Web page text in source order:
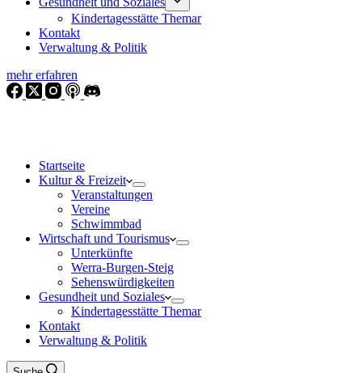
Kindertagesstätte Themar
Kontakt
Verwaltung & Politik
mehr erfahren
Startseite
Kultur & Freizeit
Veranstaltungen
Vereine
Schwimmbad
Wirtschaft und Tourismus
Unterkünfte
Werra-Burgen-Steig
Sehenswürdigkeiten
Gesundheit und Soziales
Kindertagesstätte Themar
Kontakt
Verwaltung & Politik